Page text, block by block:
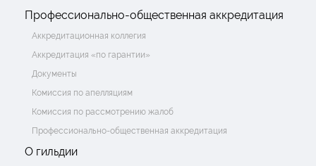
Профессионально-общественная аккредитация
Аккредитационная коллегия
Аккредитация «по гарантии»
Документы
Комиссия по апелляциям
Комиссия по рассмотрению жалоб
Профессионально-общественная аккредитация
О гильдии